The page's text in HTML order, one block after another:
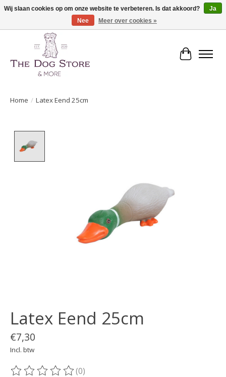
De speciaalzaak in hondenartikelen en meer!
Home / Latex Eend 25cm
Latex Eend 25cm
€7,30
Incl. btw
(0)
Wij slaan cookies op om onze website te verbeteren. Is dat akkoord?
Ja
Nee
Meer over cookies »